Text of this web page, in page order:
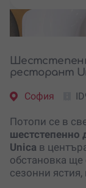
ресторант
София
Потопи се в
шестстепенно
Unica в
обстановка
сезонни